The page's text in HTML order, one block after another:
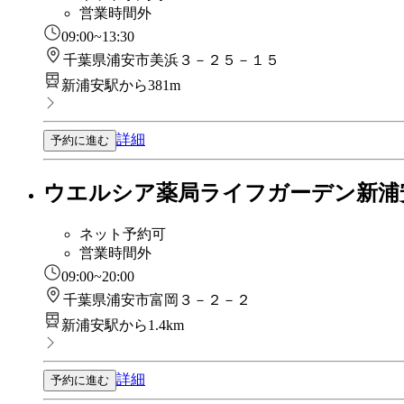
営業時間外
09:00~13:30
千葉県浦安市美浜３－２５－１５
新浦安駅から381m
予約に進む 詳細
ウエルシア薬局ライフガーデン新浦
ネット予約可
営業時間外
09:00~20:00
千葉県浦安市富岡３－２－２
新浦安駅から1.4km
予約に進む 詳細